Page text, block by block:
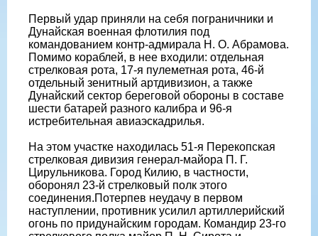
Первый удар приняли на себя пограничники и
Дунайская военная флотилия под
командованием контр-адмирала Н. О. Абрамова.
Помимо кораблей, в нее входили: отдельная
стрелковая рота, 17-я пулеметная рота, 46-й
отдельный зенитный артдивизион, а также
Дунайский сектор береговой обороны в составе
шести батарей разного калибра и 96-я
истребительная авиаэскадрилья.
На этом участке находилась 51-я Перекопская
стрелковая дивизия генерал-майора П. Г.
Цирульникова. Город Килию, в частности,
оборонял 23-й стрелковый полк этого
соединения.Потерпев неудачу в первом
наступлении, противник усилил артиллерийский
огонь по придунайским городам. Командир 23-го